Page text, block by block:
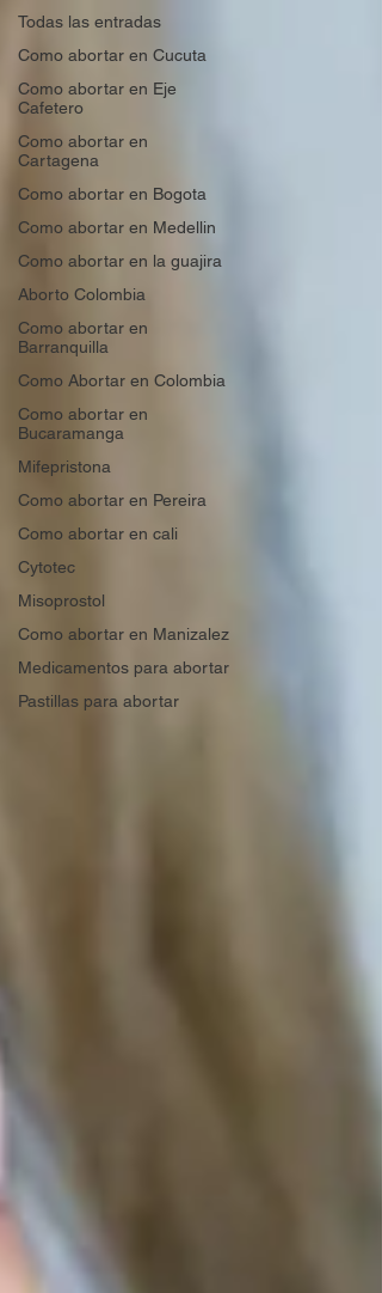
Todas las entradas
Como abortar en Cucuta
Como abortar en Eje
Cafetero
Como abortar en
Cartagena
Como abortar en Bogota
Como abortar en Medellin
Como abortar en la guajira
Aborto Colombia
Como abortar en
Barranquilla
Como Abortar en Colombia
Como abortar en
Bucaramanga
Mifepristona
Como abortar en Pereira
Como abortar en cali
Cytotec
Misoprostol
Como abortar en Manizalez
Medicamentos para abortar
Pastillas para abortar